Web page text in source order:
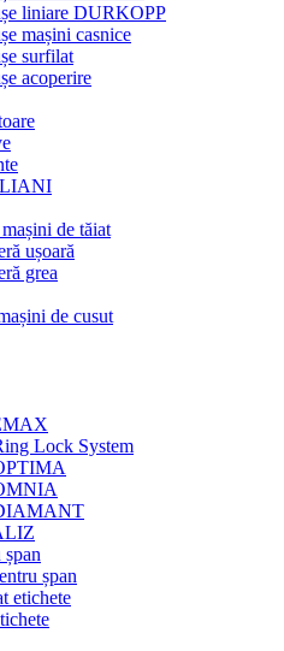
liniare DURKOPP
mașini casnice
surfilat
acoperire
de tăiat
ușoară
grea
de cusut
Lock System
șpan
etichete